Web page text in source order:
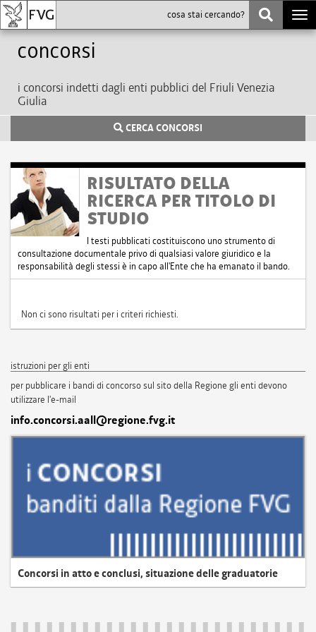
Concorsi
i concorsi indetti dagli enti pubblici del Friuli Venezia
Giulia
CERCA CONCORSI
RISULTATO DELLA
RICERCA PER TITOLO DI
STUDIO
I testi pubblicati costituiscono uno strumento di
consultazione documentale privo di qualsiasi valore giuridico e la
responsabilità degli stessi è in capo all'Ente che ha emanato il bando.
Non ci sono risultati per i criteri richiesti.
istruzioni per gli enti
per pubblicare i bandi di concorso sul sito della Regione gli enti devono
utilizzare l'e-mail
info.concorsi.aall@regione.fvg.it
Concorsi in atto e conclusi, situazione delle graduatorie